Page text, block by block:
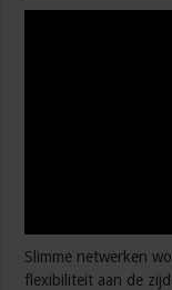
Slimme netwerken
flexibiliteit aan de